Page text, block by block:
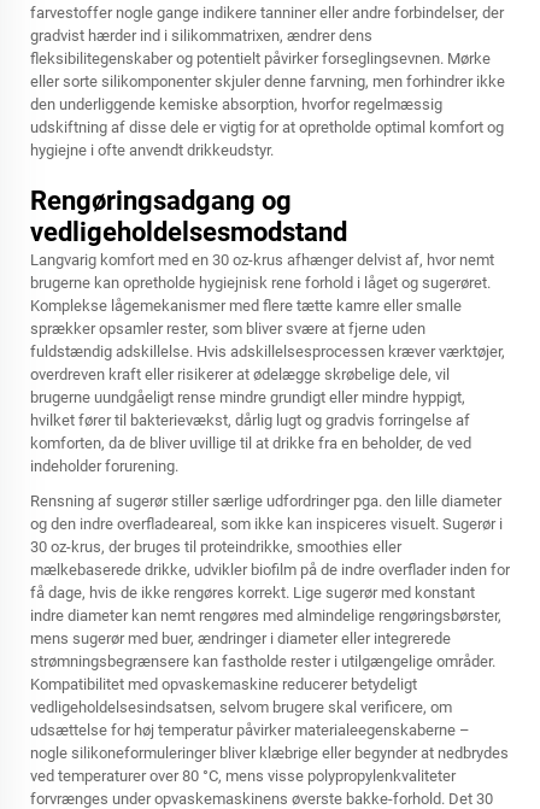
farvestoffer nogle gange indikere tanniner eller andre forbindelser, der
gradvist hærder ind i silikommatrixen, ændrer dens
fleksibilitegenskaber og potentielt påvirker forseglingsevnen. Mørke
eller sorte silikomponenter skjuler denne farvning, men forhindrer ikke
den underliggende kemiske absorption, hvorfor regelmæssig
udskiftning af disse dele er vigtig for at opretholde optimal komfort og
hygiejne i ofte anvendt drikkeudstyr.
Rengøringsadgang og
vedligeholdelsesmodstand
Langvarig komfort med en 30 oz-krus afhænger delvist af, hvor nemt
brugerne kan opretholde hygiejnisk rene forhold i låget og sugerøret.
Komplekse lågemekanismer med flere tætte kamre eller smalle
sprækker opsamler rester, som bliver svære at fjerne uden
fuldstændig adskillelse. Hvis adskillelsesprocessen kræver værktøjer,
overdreven kraft eller risikerer at ødelægge skrøbelige dele, vil
brugerne uundgåeligt rense mindre grundigt eller mindre hyppigt,
hvilket fører til bakterievækst, dårlig lugt og gradvis forringelse af
komforten, da de bliver uvillige til at drikke fra en beholder, de ved
indeholder forurening.
Rensning af sugerør stiller særlige udfordringer pga. den lille diameter
og den indre overfladeareal, som ikke kan inspiceres visuelt. Sugerør i
30 oz-krus, der bruges til proteindrikke, smoothies eller
mælkebaserede drikke, udvikler biofilm på de indre overflader inden for
få dage, hvis de ikke rengøres korrekt. Lige sugerør med konstant
indre diameter kan nemt rengøres med almindelige rengøringsbørster,
mens sugerør med buer, ændringer i diameter eller integrerede
strømningsbegrænsere kan fastholde rester i utilgængelige områder.
Kompatibilitet med opvaskemaskine reducerer betydeligt
vedligeholdelsesindsatsen, selvom brugere skal verificere, om
udsættelse for høj temperatur påvirker materialeegenskaberne –
nogle silikoneformuleringer bliver klæbrige eller begynder at nedbrydes
ved temperaturer over 80 °C, mens visse polypropylenkvaliteter
forvrænges under opvaskemaskinens øverste bakke-forhold. Det 30